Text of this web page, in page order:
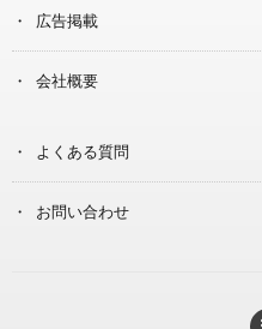
広告掲載
会社概要
よくある質問
お問い合わせ